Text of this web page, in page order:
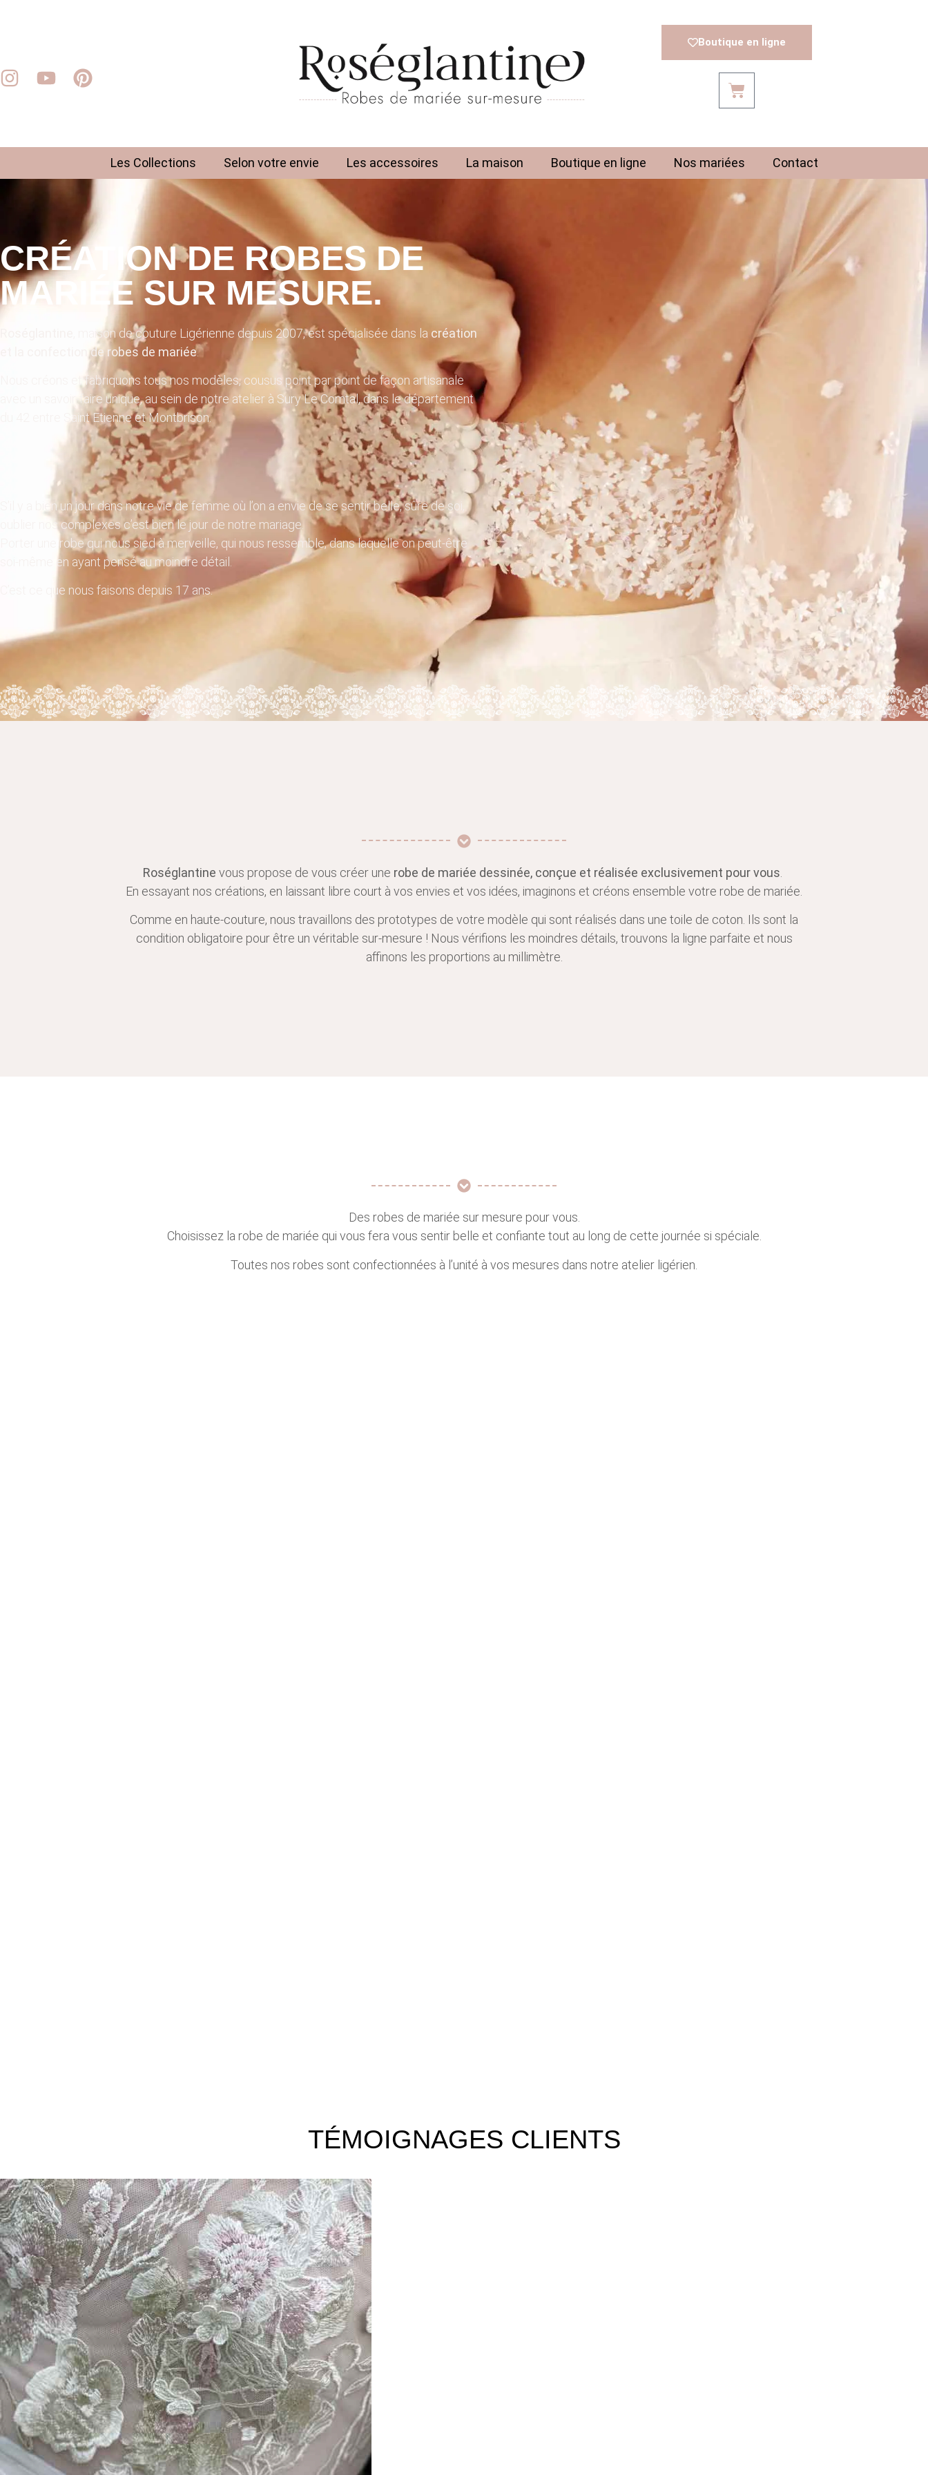
Boutique en ligne
Les Collections Selon votre envie Les accessoires La maison Boutique en ligne Nos mariées Contact
CRÉATION DE ROBES DE
MARIÉE SUR MESURE.
, maison de couture Ligérienne depuis 2007, est spécialisée dans la création
et la confection de robes de mariée.
Nous créons et fabriquons tous nos modèles, cousus point par point de façon artisanale
avec un savoir-faire unique, au sein de notre atelier à Sury Le Comtal, dans le département
du 42 entre Saint Etienne et Montbrison.
S’il y a bien un jour dans notre vie de femme où l’on a envie de se sentir belle, sûre de soi,
oublier nos complexes c’est bien le jour de notre mariage.
Porter une robe qui nous sied à merveille, qui nous ressemble, dans laquelle on peut-être
soi-même en ayant pensé au moindre détail.
C’est ce que nous faisons depuis 17 ans.
Roséglantine vous propose de vous créer une robe de mariée dessinée, conçue et réalisée exclusivement pour vous
En essayant nos créations, en laissant libre court à vos envies et vos idées, imaginons et créons ensemble votre robe de mariée.
Comme en haute-couture, nous travaillons des prototypes de votre modèle qui sont réalisés dans une toile de coton. Ils sont la
condition obligatoire pour être un véritable sur-mesure ! Nous vérifions les moindres détails, trouvons la ligne parfaite et nous
affinons les proportions au millimètre.
Des robes de mariée sur mesure pour vous.
Choisissez la robe de mariée qui vous fera vous sentir belle et confiante tout au long de cette journée si spéciale.
Toutes nos robes sont confectionnées à l’unité à vos mesures dans notre atelier ligérien.
TÉMOIGNAGES CLIENTS